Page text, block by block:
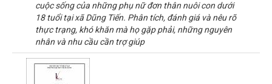
cuộc sống của những phụ nữ đơn thân nuôi con dưới
18 tuổi tại xã Dũng Tiến. Phân tích, đánh giá và nêu rõ
thực trạng, khó khăn mà họ gặp phải, những nguyên
nhân và nhu cầu cần trợ giúp